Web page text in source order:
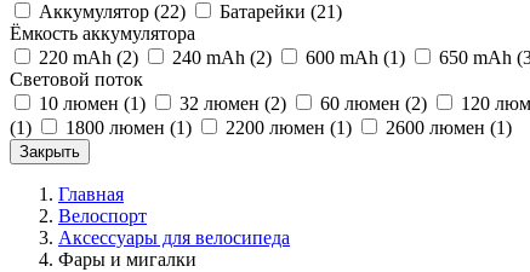
Аккумулятор (22) Батарейки (21)
Ёмкость аккумулятора
220 mAh (2) 240 mAh (2) 600 mAh (1) 650 mAh
Световой поток
10 люмен (1) 32 люмен (2) 60 люмен (2) 120
(1)
1800 люмен (1) 2200 люмен (1) 2600 люмен (1)
Закрыть
Главная
Велоспорт
Аксессуары для велосипеда
Фары и мигалки